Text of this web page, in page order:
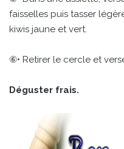
faisselles puis tasser
kiwis jaune et vert.
⑥• Retirer le cercle et
Déguster frais.